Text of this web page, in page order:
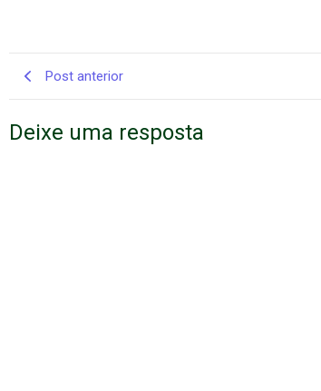
Post anterior
Deixe uma resposta